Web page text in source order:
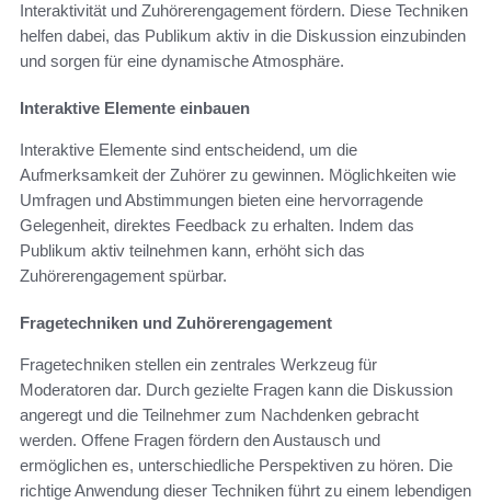
Interaktivität und Zuhörerengagement fördern. Diese Techniken
helfen dabei, das Publikum aktiv in die Diskussion einzubinden
und sorgen für eine dynamische Atmosphäre.
Interaktive Elemente einbauen
Interaktive Elemente sind entscheidend, um die
Aufmerksamkeit der Zuhörer zu gewinnen. Möglichkeiten wie
Umfragen und Abstimmungen bieten eine hervorragende
Gelegenheit, direktes Feedback zu erhalten. Indem das
Publikum aktiv teilnehmen kann, erhöht sich das
Zuhörerengagement spürbar.
Fragetechniken und Zuhörerengagement
Fragetechniken stellen ein zentrales Werkzeug für
Moderatoren dar. Durch gezielte Fragen kann die Diskussion
angeregt und die Teilnehmer zum Nachdenken gebracht
werden. Offene Fragen fördern den Austausch und
ermöglichen es, unterschiedliche Perspektiven zu hören. Die
richtige Anwendung dieser Techniken führt zu einem lebendigen